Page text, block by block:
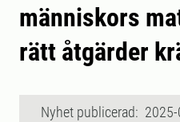
människors
rätt åtgärder
Nyhet publicerad: